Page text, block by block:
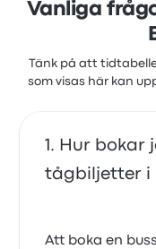
Vanliga
Tänk på att
som visas här kan
Hur bokar
tågbiljetter i
Att boka en